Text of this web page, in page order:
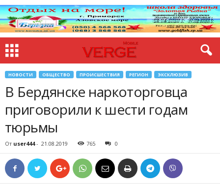
НОВОСТИ ОБЩЕСТВО ПРОИСШЕСТВИЯ РЕГИОН ЭКСКЛЮЗИВ
В Бердянске наркоторговца
приговорили к шести годам
тюрьмы
От user444- 21.08.2019 765 0